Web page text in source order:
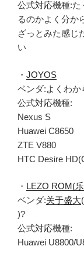
公式対応機種:た
るのかよく分か
ざっとみた感じ
い
・ JOYOS
ベンダ:よくわか
公式対応機種:
Nexus S
Huawei C8650
ZTE V880
HTC Desire
・ LEZO ROM(
ベンダ:关于盛大
)?
公式対応機種:
Huawei U8800/